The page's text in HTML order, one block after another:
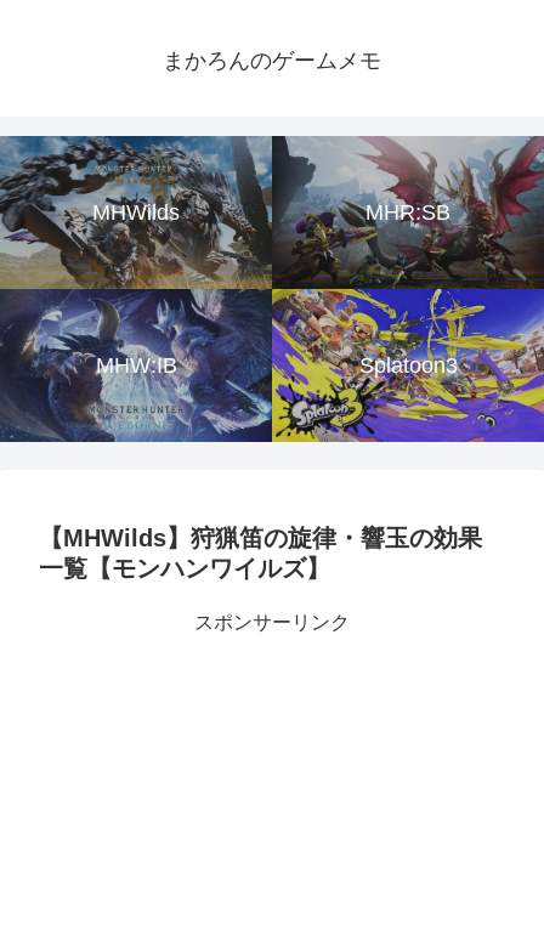
まかろんのゲームメモ
MHWilds MHR:SB
MHW:IB Splatoon3
【MHWilds】狩猟笛の旋律・響玉の効果
一覧【モンハンワイルズ】
スポンサーリンク